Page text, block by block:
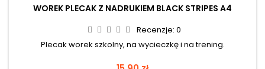
WOREK PLECAK Z NADRUKIEM BLACK STRIPES A4
Recenzje: 0
Plecak worek szkolny, na wycieczkę i na trening.